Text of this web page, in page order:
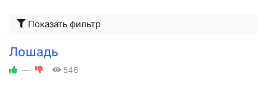
Показать фильтр
Лошадь
— 546